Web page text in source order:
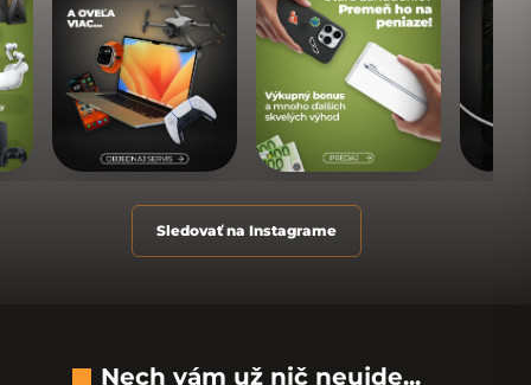
Sledovať na Instagrame
Nech vám už nič neujde...